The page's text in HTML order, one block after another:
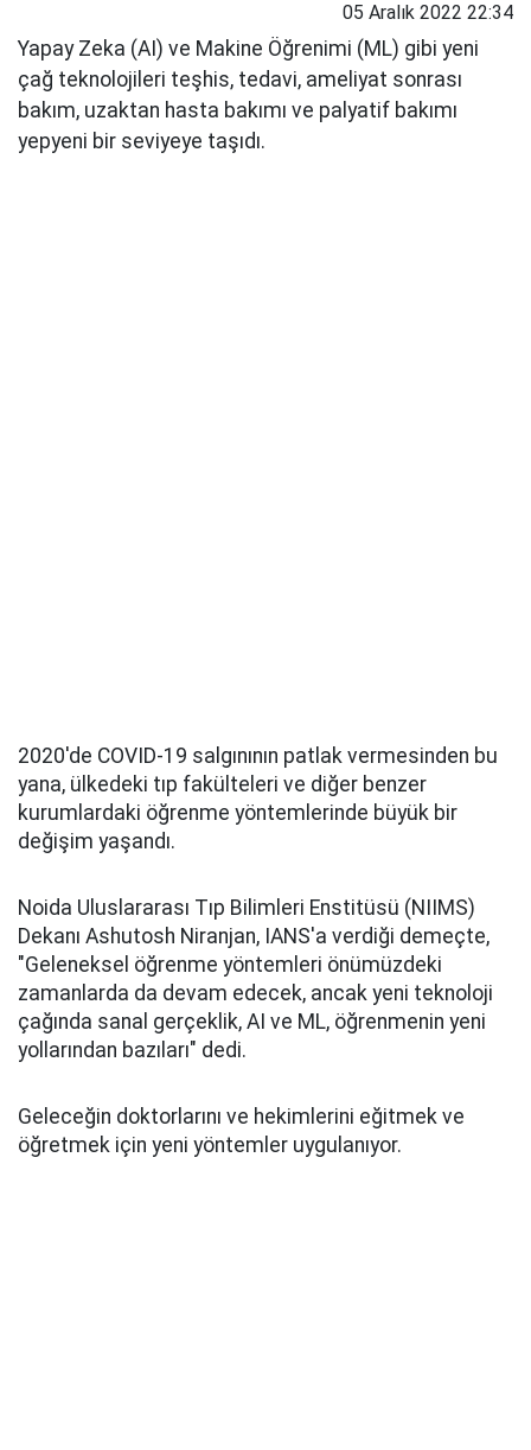
05 Aralık 2022 22:34
Yapay Zeka (AI) ve Makine Öğrenimi (ML) gibi yeni
çağ teknolojileri teşhis, tedavi, ameliyat sonrası
bakım, uzaktan hasta bakımı ve palyatif bakımı
yepyeni bir seviyeye taşıdı.
2020'de COVID-19 salgınının patlak vermesinden bu
yana, ülkedeki tıp fakülteleri ve diğer benzer
kurumlardaki öğrenme yöntemlerinde büyük bir
değişim yaşandı.
Noida Uluslararası Tıp Bilimleri Enstitüsü (NIIMS)
Dekanı Ashutosh Niranjan, IANS'a verdiği demeçte,
"Geleneksel öğrenme yöntemleri önümüzdeki
zamanlarda da devam edecek, ancak yeni teknoloji
çağında sanal gerçeklik, AI ve ML, öğrenmenin yeni
yollarından bazıları" dedi.
Geleceğin doktorlarını ve hekimlerini eğitmek ve
öğretmek için yeni yöntemler uygulanıyor.